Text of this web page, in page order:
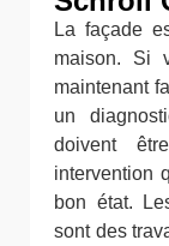
La façade
maison. Si
maintenant
un
doivent
intervention
bon état.
sont des